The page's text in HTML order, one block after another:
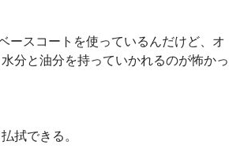
ースコートを使っているんだけど、オ
分と油分を持っていかれるのが怖かっ
拭できる。